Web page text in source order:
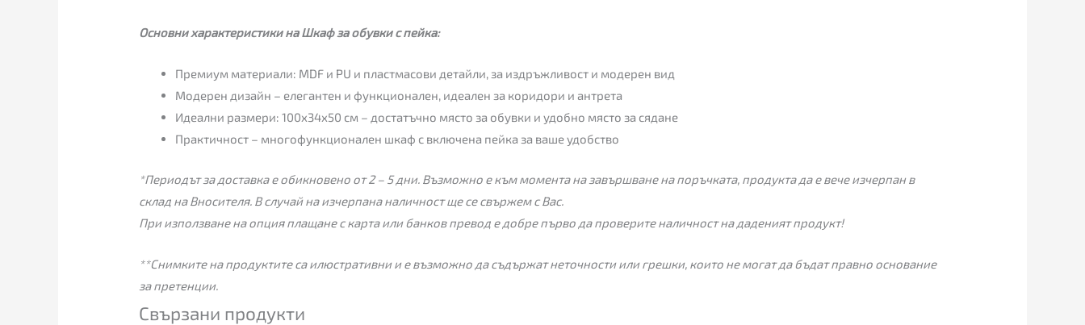
Основни характеристики на Шкаф за обувки с пейка:
Премиум материали: MDF и PU и пластмасови детайли, за издръжливост и модерен вид
Модерен дизайн – елегантен и функционален, идеален за коридори и антрета
Идеални размери: 100x34x50 см – достатъчно място за обувки и удобно място за сядане
Практичност – многофункционален шкаф с включена пейка за ваше удобство
*Периодът за доставка е обикновено от 2 – 5 дни. Възможно е към момента на завършване на поръчката, продукта да е вече изчерпан в
склад на Вносителя. В случай на изчерпана наличност ще се свържем с Вас.
При използване на опция плащане с карта или банков превод е добре първо да проверите наличност на даденият продукт!
**Снимките на продуктите са илюстративни и е възможно да съдържат неточности или грешки, които не могат да бъдат правно основание
за претенции.
Свързани продукти